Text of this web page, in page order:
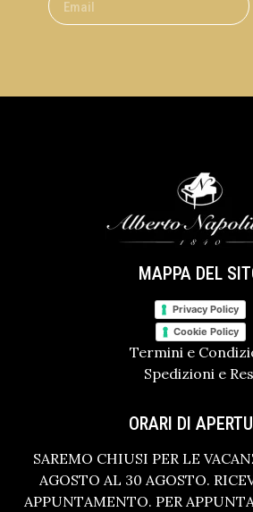
MAPPA DEL
Privacy Policy
Cookie Policy
Termini e
Spedizioni e
ORARI DI
SAREMO CHIUSI PER LE
AGOSTO AL 30 AGOSTO.
APPUNTAMENTO. PER